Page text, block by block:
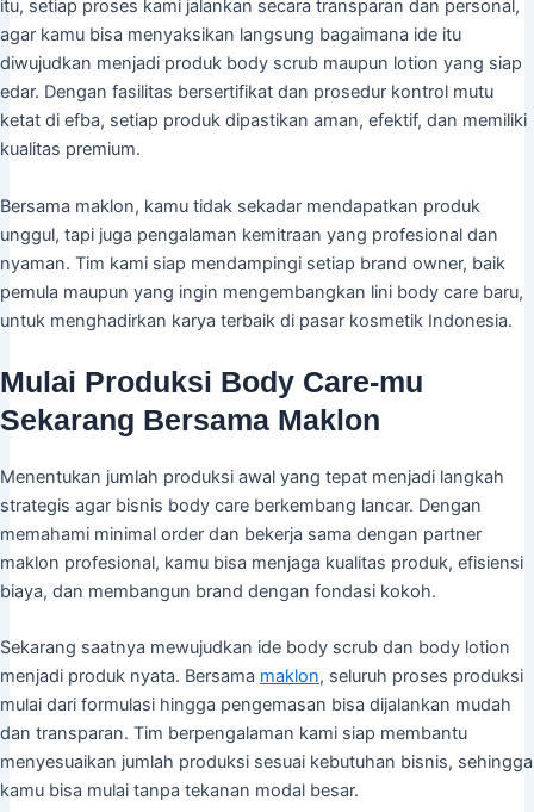
itu, setiap proses kami jalankan secara transparan dan personal,
agar kamu bisa menyaksikan langsung bagaimana ide itu
diwujudkan menjadi produk body scrub maupun lotion yang siap
edar. Dengan fasilitas bersertifikat dan prosedur kontrol mutu
ketat di efba, setiap produk dipastikan aman, efektif, dan memiliki
kualitas premium.
Bersama maklon, kamu tidak sekadar mendapatkan produk
unggul, tapi juga pengalaman kemitraan yang profesional dan
nyaman. Tim kami siap mendampingi setiap brand owner, baik
pemula maupun yang ingin mengembangkan lini body care baru,
untuk menghadirkan karya terbaik di pasar kosmetik Indonesia.
Mulai Produksi Body Care-mu
Sekarang Bersama Maklon
Menentukan jumlah produksi awal yang tepat menjadi langkah
strategis agar bisnis body care berkembang lancar. Dengan
memahami minimal order dan bekerja sama dengan partner
maklon profesional, kamu bisa menjaga kualitas produk, efisiensi
biaya, dan membangun brand dengan fondasi kokoh.
Sekarang saatnya mewujudkan ide body scrub dan body lotion
menjadi produk nyata. Bersama maklon, seluruh proses produksi
mulai dari formulasi hingga pengemasan bisa dijalankan mudah
dan transparan. Tim berpengalaman kami siap membantu
menyesuaikan jumlah produksi sesuai kebutuhan bisnis, sehingga
kamu bisa mulai tanpa tekanan modal besar.